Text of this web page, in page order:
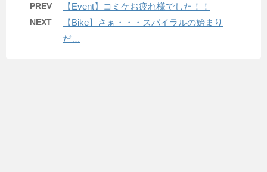
PREV 【Event】コミケお疲れ様でした！！
NEXT
【Bike】さぁ・・・スパイラルの始まり
だ…